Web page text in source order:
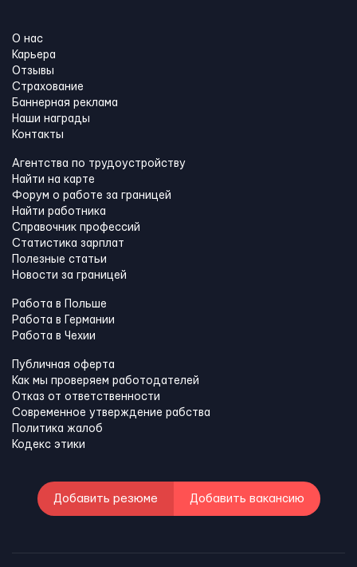
О нас
Карьера
Отзывы
Страхование
Баннерная реклама
Наши награды
Контакты
Агентства по трудоустройству
Найти на карте
Форум о работе за границей
Найти работника
Справочник профессий
Статистика зарплат
Полезные статьи
Новости за границей
Работа в Польше
Работа в Германии
Работа в Чехии
Публичная оферта
Как мы проверяем работодателей
Отказ от ответственности
Современное утверждение рабства
Политика жалоб
Кодекс этики
Добавить резюме Добавить вакансию